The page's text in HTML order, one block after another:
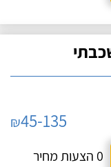
₪45-135
0 הצעות מחיר